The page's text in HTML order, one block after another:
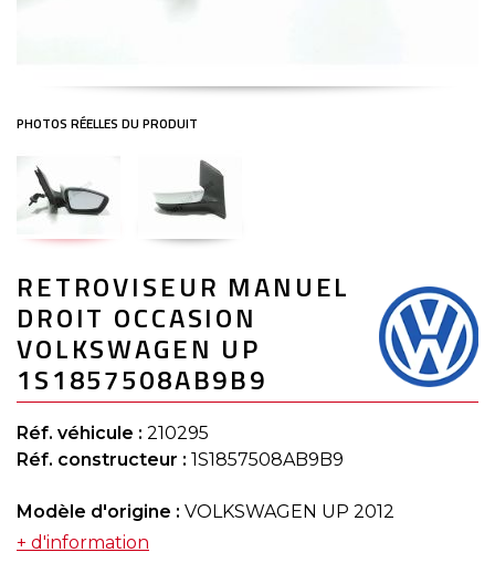
to
the
beginning
of
the
images
gallery
RETROVISEUR MANUEL
DROIT OCCASION
VOLKSWAGEN UP
1S1857508AB9B9
Réf. véhicule : 210295
Réf. constructeur : 1S1857508AB9B9
Modèle d'origine : VOLKSWAGEN UP 2012
+ d'information